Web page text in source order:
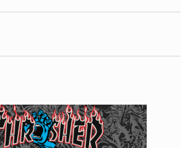
あの時のあの写真